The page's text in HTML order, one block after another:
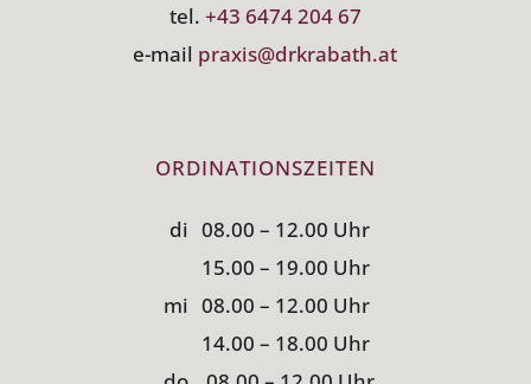
tel. +43 6474 204 67
e-mail praxis@drkrabath.at
ORDINATIONSZEITEN
di 08.00 – 12.00 Uhr
15.00 – 19.00 Uhr
mi 08.00 – 12.00 Uhr
14.00 – 18.00 Uhr